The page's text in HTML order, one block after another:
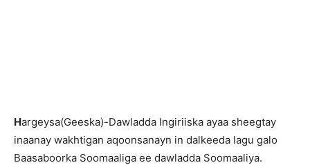
Hargeysa(Geeska)-Dawladda Ingiriiska ayaa sheegtay
inaanay wakhtigan aqoonsanayn in dalkeeda lagu galo
Baasaboorka Soomaaliga ee dawladda Soomaaliya.